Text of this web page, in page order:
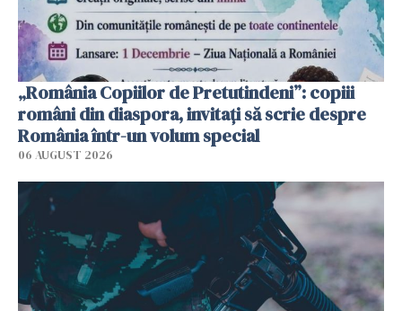
„România Copiilor de Pretutindeni”: copiii
români din diaspora, invitați să scrie despre
România într-un volum special
06 AUGUST 2026